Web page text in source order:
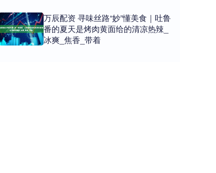
万辰配资 寻味丝路“妙”懂美食｜吐鲁
番的夏天是烤肉黄面给的清凉热辣_
冰爽_焦香_带着